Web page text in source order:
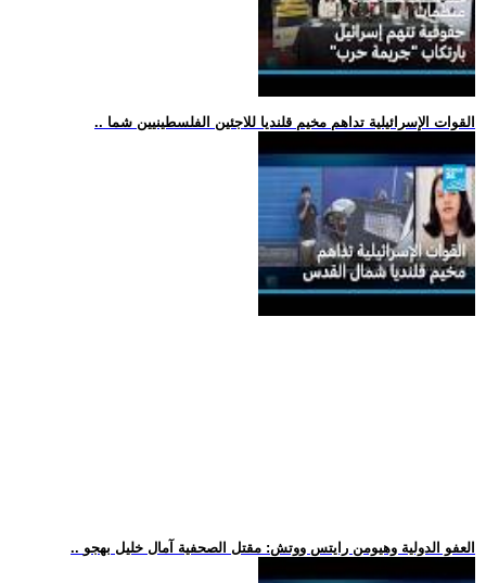
.. القوات الإسرائيلية تداهم مخيم قلنديا للاجئين الفلسطينيين شما
.. العفو الدولية وهيومن رايتس ووتش: مقتل الصحفية آمال خليل بهجو